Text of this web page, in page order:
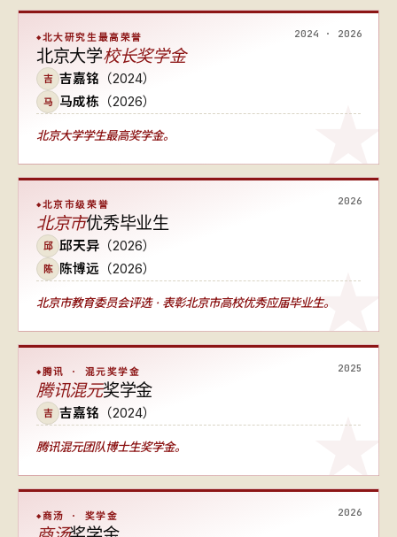
2024 · 2026
北大研究生最高荣誉
北京大学校长奖学金
吉 吉嘉铭 （2024）
马 马成栋 （2026）
北京大学学生最高奖学金。
2026
北京市级荣誉
北京市优秀毕业生
邱 邱天异 （2026）
陈 陈博远 （2026）
北京市教育委员会评选 · 表彰北京市高校优秀应届毕业生。
2025
腾讯 · 混元奖学金
腾讯混元奖学金
吉 吉嘉铭 （2024）
腾讯混元团队博士生奖学金。
2026
商汤 · 奖学金